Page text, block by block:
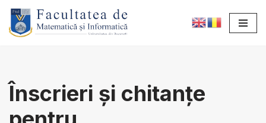
Sari
Înscrieri și chitanțe